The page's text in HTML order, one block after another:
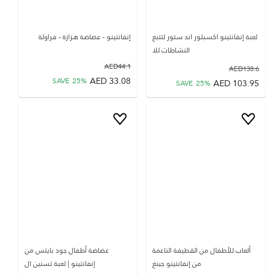
لعبة إنفانتينو اكسبلور اند ستور لتتبع
النشاطات للا
138.6
AED
103.95
AED
SAVE 25%
إنفانتينو - عضاضة هزازة - فراولة
44.1
AED
33.08
AED
SAVE 25%
ألعاب للأطفال من القطيفة الناعمة
من إنفانتينو جينغ
عضاضة أطفال جود بايتس من
إنفانتينو | لعبة تسنين ال